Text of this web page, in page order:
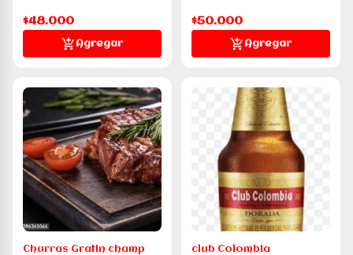
$48.000
Agregar
$50.000
Agregar
Churras Gratin champ club Colombia